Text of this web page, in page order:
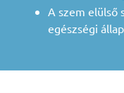
A szem elülső
egészségi